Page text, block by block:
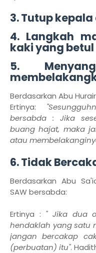
3. Tutup
4. Langkah
kaki yang
5.
Berdasarkan Abu
Ertinya:
bersabda : Jika
buang hajat, maka
atau
6. Tidak
Berdasarkan Abu
SAW bersabda:
Ertinya : " Jika dua
hendaklah yang satu
jangan bercakap
(perbuatan) itu".